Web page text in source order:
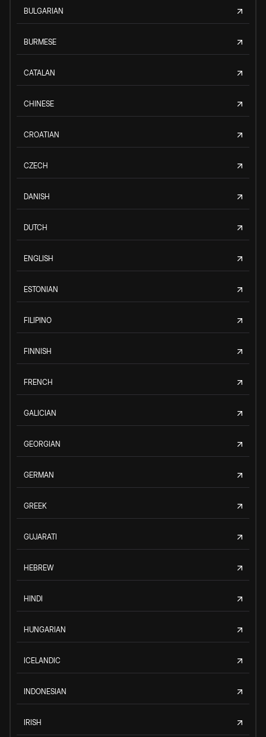
BULGARIAN
BURMESE
CATALAN
CHINESE
CROATIAN
CZECH
DANISH
DUTCH
ENGLISH
ESTONIAN
FILIPINO
FINNISH
FRENCH
GALICIAN
GEORGIAN
GERMAN
GREEK
GUJARATI
HEBREW
HINDI
HUNGARIAN
ICELANDIC
INDONESIAN
IRISH